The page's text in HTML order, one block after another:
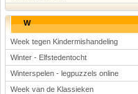
W
Week tegen Kindermishandeling
Winter - Elfstedentocht
Winterspelen - legpuzzels online
Week van de Klassieken